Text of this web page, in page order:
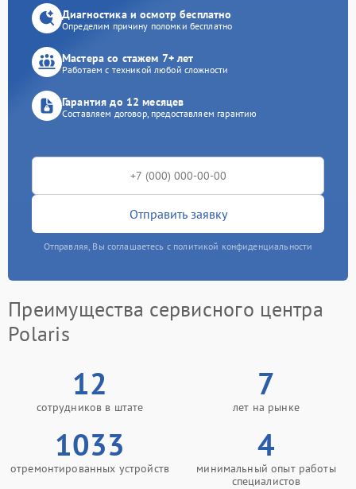
Диагностика и осмотр бесплатно
Определим причину поломки бесплатно
Мастера со стажем 7+ лет
Работаем с техникой любой сложности
Гарантия до 12 месяцев
Составляем договор, предоставляем гарантию
Отправить заявку
Отправляя, Вы соглашаетесь с политикой конфиденциальности
Преимущества сервисного центра
Polaris
12
сотрудников в штате
7
лет на рынке
1033
отремонтированных устройств
4
минимальный опыт работы
специалистов